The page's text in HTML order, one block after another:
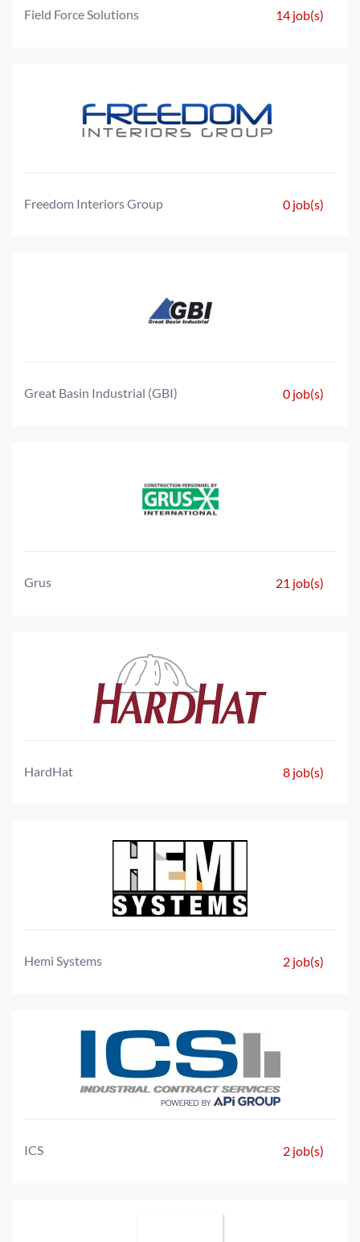
Field Force Solutions 14 job(s)
Freedom Interiors Group 0 job(s)
Great Basin Industrial (GBI) 0 job(s)
Grus 21 job(s)
HardHat 8 job(s)
Hemi Systems 2 job(s)
ICS 2 job(s)